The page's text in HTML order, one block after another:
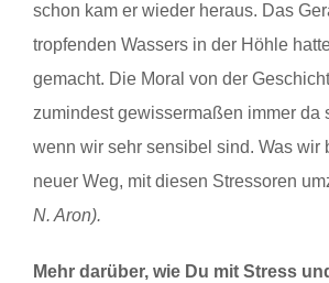
schon kam er wieder heraus. Das
tropfenden Wassers in der Höhle
gemacht. Die Moral von der
zumindest gewissermaßen immer da
wenn wir sehr sensibel sind. Was wir
neuer Weg, mit diesen Stressoren
N. Aron).
Mehr darüber, wie Du mit Stress